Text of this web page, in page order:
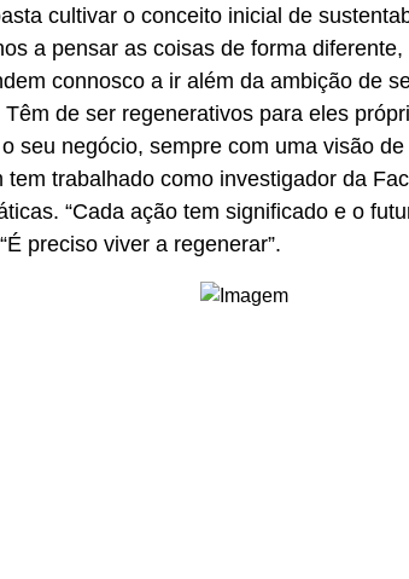
cultivar o conceito inicial de
a pensar as coisas de forma
connosco a ir além da ambição de
de ser regenerativos para eles
seu negócio, sempre com uma visão
tem trabalhado como investigador da
“Cada ação tem significado e o
preciso viver a regenerar”.